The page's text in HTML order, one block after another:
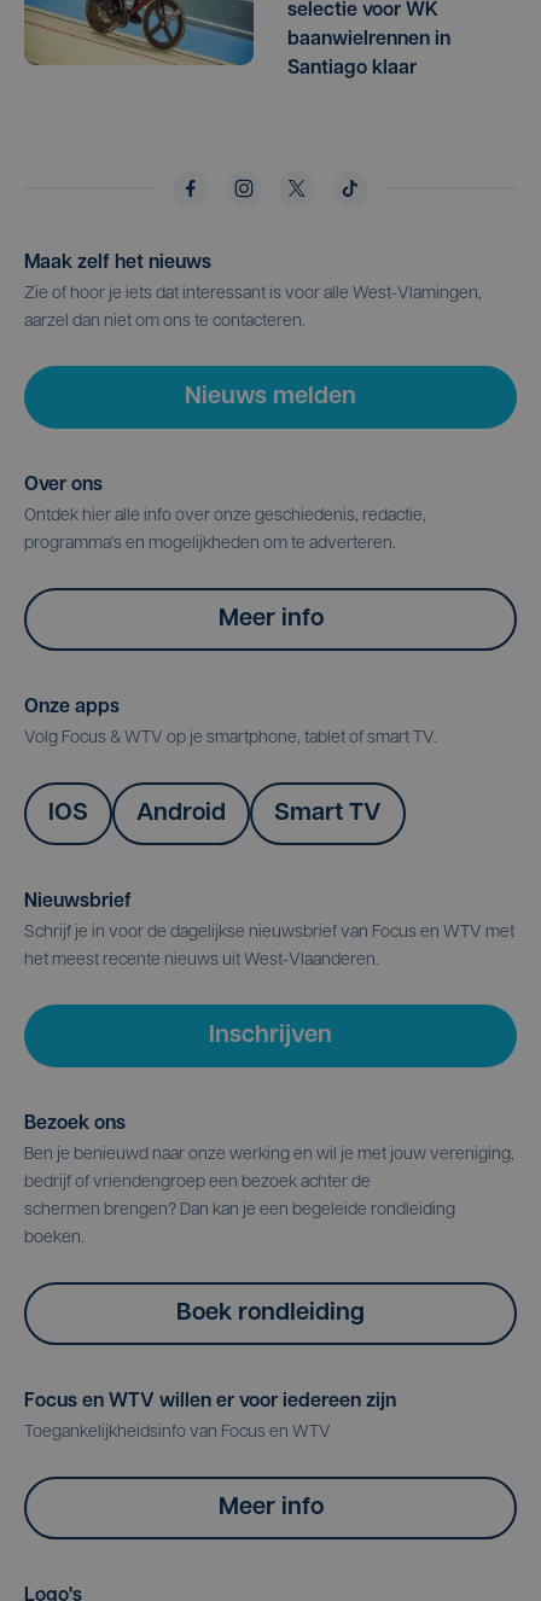
selectie voor WK
baanwielrennen in
Santiago klaar
Maak zelf het nieuws
Zie of hoor je iets dat interessant is voor alle West-Vlamingen,
aarzel dan niet om ons te contacteren.
Nieuws melden
Over ons
Ontdek hier alle info over onze geschiedenis, redactie,
programma's en mogelijkheden om te adverteren.
Meer info
Onze apps
Volg Focus & WTV op je smartphone, tablet of smart TV.
IOS Android Smart TV
Nieuwsbrief
Schrijf je in voor de dagelijkse nieuwsbrief van Focus en WTV met
het meest recente nieuws uit West-Vlaanderen.
Inschrijven
Bezoek ons
Ben je benieuwd naar onze werking en wil je met jouw vereniging,
bedrijf of vriendengroep een bezoek achter de
schermen brengen? Dan kan je een begeleide rondleiding
boeken.
Boek rondleiding
Focus en WTV willen er voor iedereen zijn
Toegankelijkheidsinfo van Focus en WTV
Meer info
Logo's